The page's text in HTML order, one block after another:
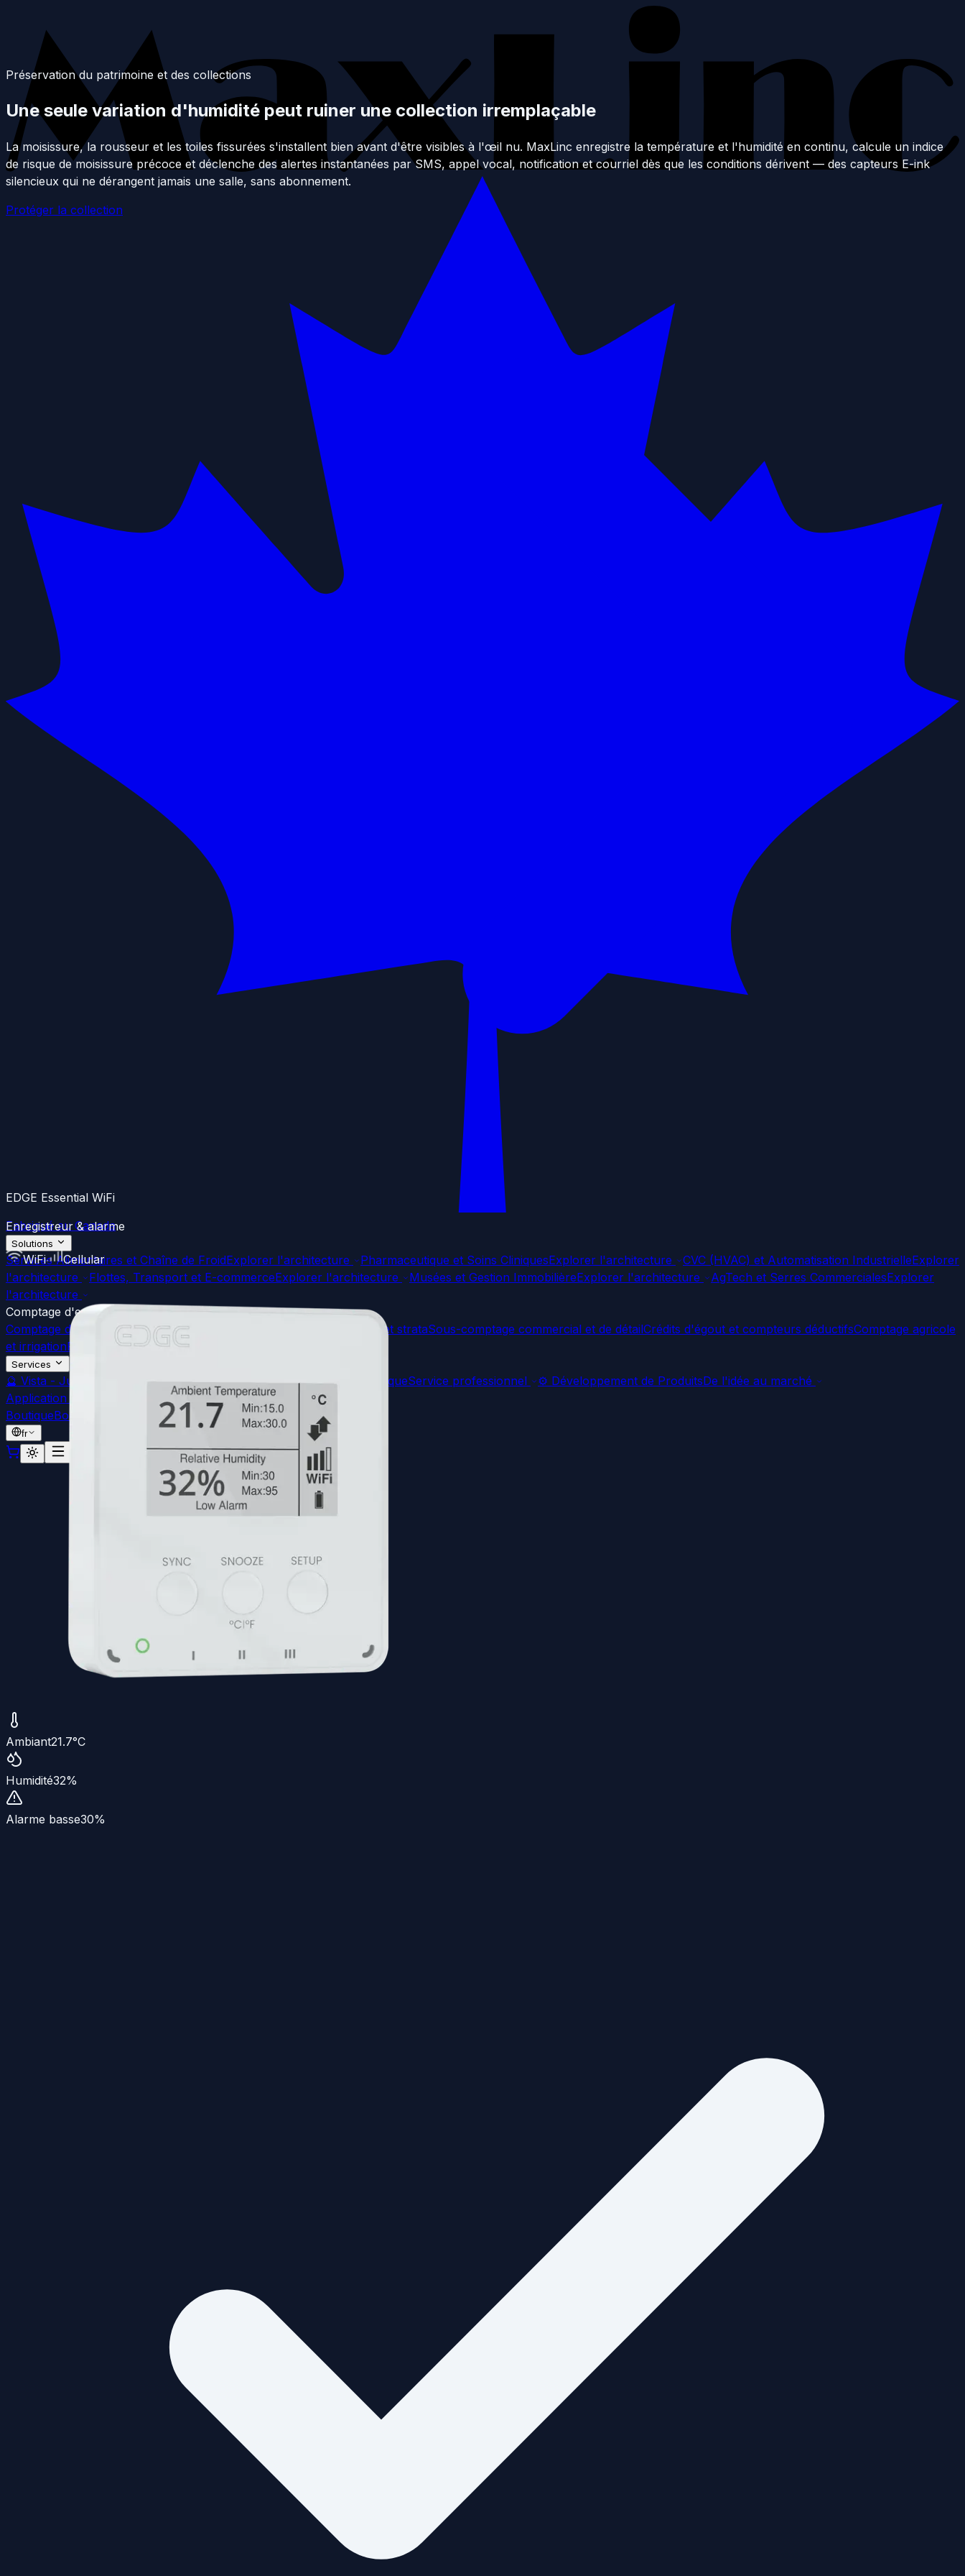
Fabriqué au Canada
Solutions
Services Alimentaires et Chaîne de FroidExplorer l'architecture Pharmaceutique et Soins CliniquesExplorer l'architecture CVC (HVAC) et Automatisation IndustrielleExplorer
l'architecture
Flottes, Transport et E-commerceExplorer l'architecture Musées et Gestion ImmobilièreExplorer l'architecture AgTech et Serres CommercialesExplorer
l'architecture
Comptage d'eau
Comptage d'eau et lecture à distance
Sous-comptage en copropriété et strataSous-comptage commercial et de détailCrédits d'égout et compteurs déductifsComptage agricole
et irrigationPour plombiers et entrepreneurs
Services
🔮 Vista - Jumeau Numérique Visualisation 3D 🌡️ Cartographie ThermiqueService professionnel ⚙️ Développement de ProduitsDe l'idée au marché
Application Web
Connexion
BoutiqueBoutique
fr
Préservation du patrimoine et des collections
Une seule variation d'humidité peut ruiner une collection irremplaçable
La moisissure, la rousseur et les toiles fissurées s'installent bien avant d'être visibles à l'œil nu. MaxLinc enregistre la température et l'humidité en continu, calcule un indice
de risque de moisissure précoce et déclenche des alertes instantanées par SMS, appel vocal, notification et courriel dès que les conditions dérivent — des capteurs E-ink
silencieux qui ne dérangent jamais une salle, sans abonnement.
Protéger la collection
EDGE Essential WiFi
Enregistreur & alarme
WiFi Cellular
Ambiant21.7°C
Humidité32%
Alarme basse30%